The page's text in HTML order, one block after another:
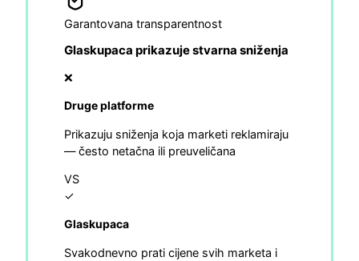
Garantovana transparentnost
Glaskupaca prikazuje stvarna sniženja
❌
Druge platforme
Prikazuju sniženja koja marketi reklamiraju
— često netačna ili preuveličana
VS
✓
Glaskupaca
Svakodnevno prati cijene svih marketa i